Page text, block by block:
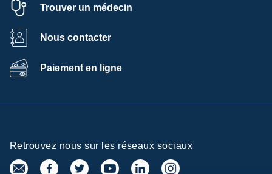
Trouver un médecin
Nous contacter
Paiement en ligne
Retrouvez nous sur les réseaux sociaux